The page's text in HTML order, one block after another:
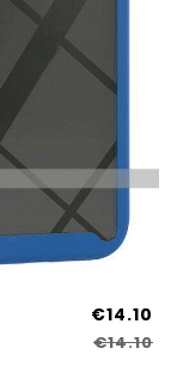
€14.10
€14.10